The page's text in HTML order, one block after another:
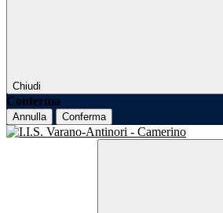
Chiudi
Conferma
Annulla Conferma